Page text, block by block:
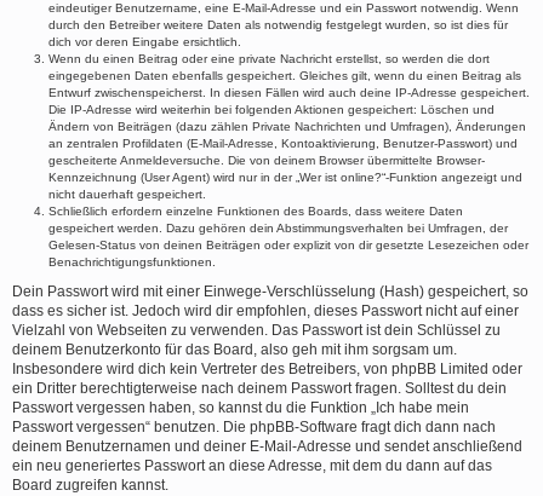
eindeutiger Benutzername, eine E-Mail-Adresse und ein Passwort notwendig. Wenn
durch den Betreiber weitere Daten als notwendig festgelegt wurden, so ist dies für
dich vor deren Eingabe ersichtlich.
Wenn du einen Beitrag oder eine private Nachricht erstellst, so werden die dort
eingegebenen Daten ebenfalls gespeichert. Gleiches gilt, wenn du einen Beitrag als
Entwurf zwischenspeicherst. In diesen Fällen wird auch deine IP-Adresse gespeichert.
Die IP-Adresse wird weiterhin bei folgenden Aktionen gespeichert: Löschen und
Ändern von Beiträgen (dazu zählen Private Nachrichten und Umfragen), Änderungen
an zentralen Profildaten (E-Mail-Adresse, Kontoaktivierung, Benutzer-Passwort) und
gescheiterte Anmeldeversuche. Die von deinem Browser übermittelte Browser-
Kennzeichnung (User Agent) wird nur in der „Wer ist online?“-Funktion angezeigt und
nicht dauerhaft gespeichert.
Schließlich erfordern einzelne Funktionen des Boards, dass weitere Daten
gespeichert werden. Dazu gehören dein Abstimmungsverhalten bei Umfragen, der
Gelesen-Status von deinen Beiträgen oder explizit von dir gesetzte Lesezeichen oder
Benachrichtigungsfunktionen.
Dein Passwort wird mit einer Einwege-Verschlüsselung (Hash) gespeichert, so
dass es sicher ist. Jedoch wird dir empfohlen, dieses Passwort nicht auf einer
Vielzahl von Webseiten zu verwenden. Das Passwort ist dein Schlüssel zu
deinem Benutzerkonto für das Board, also geh mit ihm sorgsam um.
Insbesondere wird dich kein Vertreter des Betreibers, von phpBB Limited oder
ein Dritter berechtigterweise nach deinem Passwort fragen. Solltest du dein
Passwort vergessen haben, so kannst du die Funktion „Ich habe mein
Passwort vergessen“ benutzen. Die phpBB-Software fragt dich dann nach
deinem Benutzernamen und deiner E-Mail-Adresse und sendet anschließend
ein neu generiertes Passwort an diese Adresse, mit dem du dann auf das
Board zugreifen kannst.